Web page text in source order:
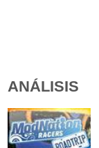
ANÁLISIS